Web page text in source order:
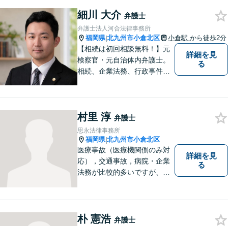
細川 大介 弁護士
弁護士法人河合法律事務所
福岡県|北九州市小倉北区 小倉駅 から徒歩2分
【相続は初回相談無料！】元
検察官・元自治体内弁護士。
相続、企業法務、行政事件、
詳細を見
る
村里 淳 弁護士
思永法律事務所
福岡県|北九州市小倉北区
医療事故（医療機関側のみ対
応），交通事故，病院・企業
法務が比較的多いですが、家
【福岡地裁小倉支部すぐ近
詳細を見
る
朴 憲浩 弁護士